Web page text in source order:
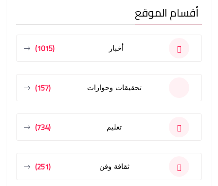
أقسام الموقع
أخبار (1015)
تحقيقات وحوارات (157)
تعليم (734)
ثقافة وفن (251)